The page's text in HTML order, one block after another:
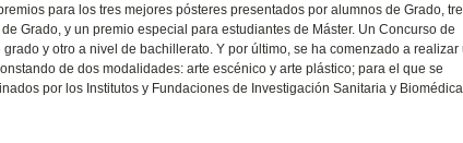
para los tres mejores pósteres presentados por alumnos de Grado,
Grado, y un premio especial para estudiantes de Máster. Un Concurso de
y otro a nivel de bachillerato. Y por último, se ha comenzado a realizar
de dos modalidades: arte escénico y arte plástico; para el que se
por los Institutos y Fundaciones de Investigación Sanitaria y Biomédica